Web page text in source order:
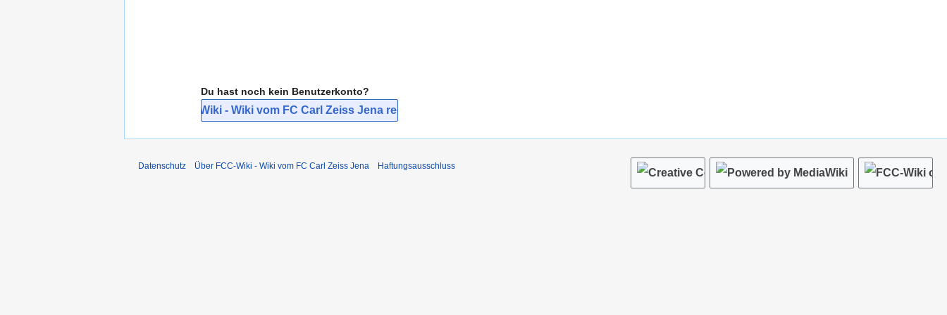
Du hast noch kein Benutzerkonto?
Bei FCC-Wiki - Wiki vom FC Carl Zeiss Jena registrieren
Datenschutz Über FCC-Wiki - Wiki vom FC Carl Zeiss Jena Haftungsausschluss